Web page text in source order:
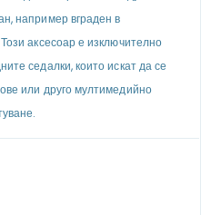
например вграден в
аксесоар е изключително
седалки, които искат да се
или друго мултимедийно